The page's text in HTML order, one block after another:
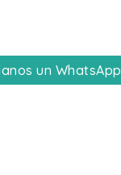
un WhatsApp